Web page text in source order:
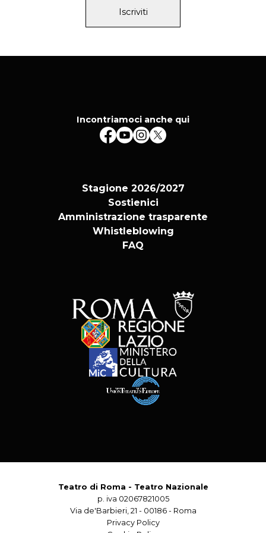
Iscriviti
Incontriamoci anche qui
Stagione 2026/2027
Sostienici
Amministrazione trasparente
Whistleblowing
FAQ
Teatro di Roma - Teatro Nazionale
p. iva 02067821005
Via de'Barbieri, 21 - 00186 - Roma
Privacy Policy